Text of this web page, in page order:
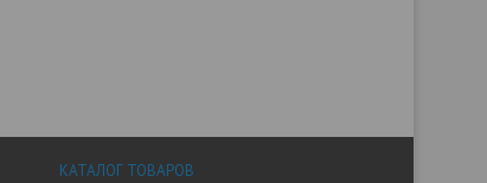
КАТАЛОГ ТОВАРОВ